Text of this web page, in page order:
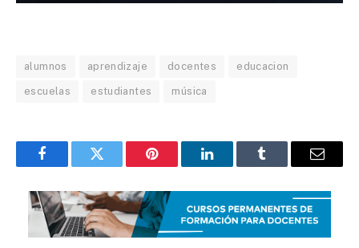
alumnos aprendizaje docentes educacion
escuelas estudiantes música
FacebookTwitter Pinterest LinkedInTumblr Email